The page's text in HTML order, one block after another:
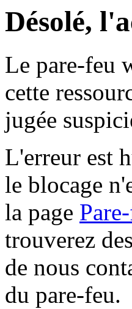
Désolé,
Le pare-feu
cette
jugée
L'erreur est
le blocage
la page
trouverez
de nous
du pare-feu.